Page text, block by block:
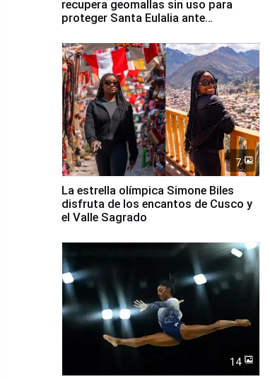
recupera geomallas sin uso para
proteger Santa Eulalia ante
7
La estrella olímpica Simone Biles
disfruta de los encantos de Cusco y
el Valle Sagrado
14